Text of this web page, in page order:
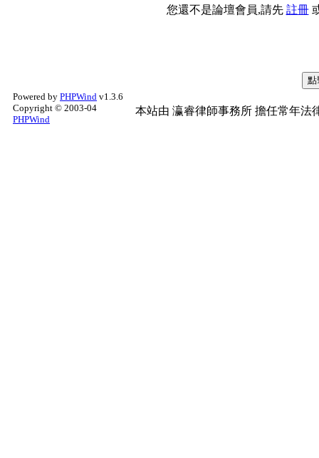
您還不是論壇會員,請先 註冊
Powered by PHPWind v1.3.6
Copyright © 2003-04
PHPWind
本站由 瀛睿律師事務所 擔任常年法